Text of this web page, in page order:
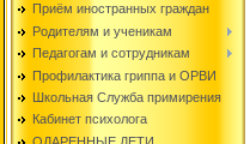
Приём иностранных граждан
Родителям и ученикам
Педагогам и сотрудникам
Профилактика гриппа и ОРВИ
Школьная Служба примирения
Кабинет психолога